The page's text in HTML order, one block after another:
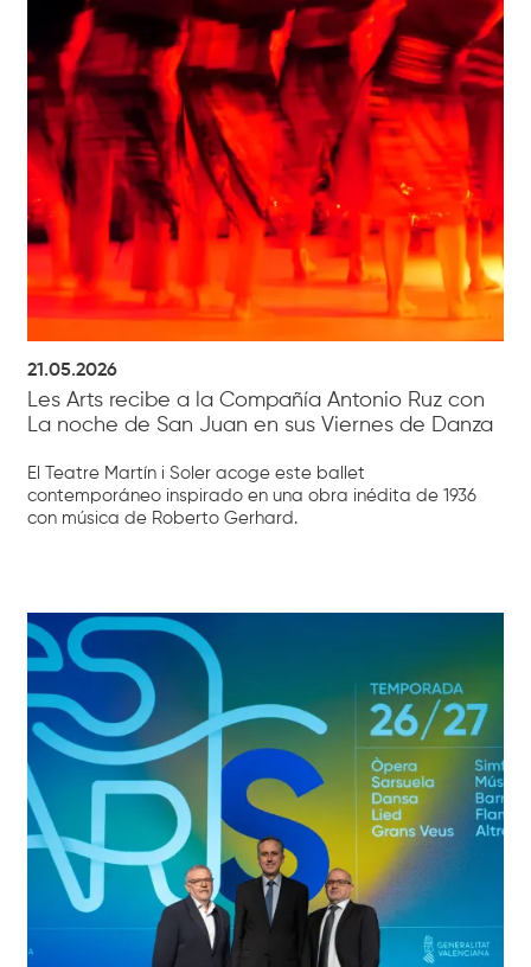
21.05.2026
Les Arts recibe a la Compañía Antonio Ruz con
La noche de San Juan en sus Viernes de Danza
El Teatre Martín i Soler acoge este ballet
contemporáneo inspirado en una obra inédita de 1936
con música de Roberto Gerhard.